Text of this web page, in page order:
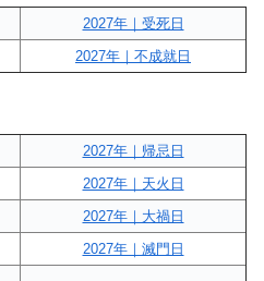
2027年｜受死日
2027年｜不成就日
2027年｜帰忌日
2027年｜天火日
2027年｜大禍日
2027年｜滅門日